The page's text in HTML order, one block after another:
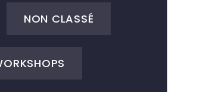
NON CLASSÉ